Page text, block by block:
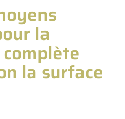
la
la surface